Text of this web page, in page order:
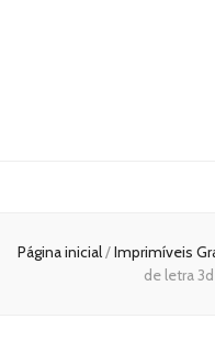
Página inicial/Imprimíveis
de letra